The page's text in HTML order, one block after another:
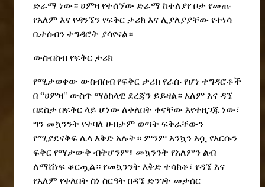
ድራማ ነው። ሀምዛ የተሰኘው ድራማ ከተለያየ ቦታ የመጡ
የአለም እና የዳንኜን የፍቅር ታሪክ እና ሊያለያያቸው የተነሳ
ቤተሰብን ተግዳሮት ያሳየናል።
ውስብስብ የፍቅር ታሪክ
የሚታወቀው ውስብስብ የፍቅር ታሪክ የራሱ የሆነ ተግዳሮቶች
በ “ሀምዛ" ውስጥ ማዕከላዊ ደረጃን ይይዛል። አለም እና ዳኜ
በደስታ በፍቅር ላይ ሆነው ለቀለበት ቀናቸው እየተዘጋጁ ነው፣
ግን መኳንንት የተባለ ሀብታም ወጣት ፍቅራቸውን
የሚያደናቅፍ ሌላ እቅድ አሉት። ምንም እንኳን እሷ የእርሱን
ፍቅር የማታውቅ ብትሆንም፣ መኳንንት የአለምን ልብ
ለማሸነፍ ቆርጧል። የመኳንንት እቅድ ተሳክቶ፣ የዳኜ እና
የአለም የቀለበት ስነ ስርዓት በዳኜ ድንገት መታሰር